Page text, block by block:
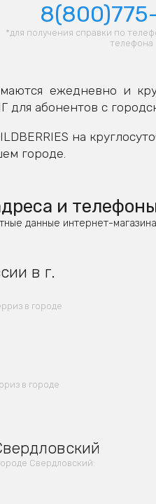
*для получения справки по
телефона
ежедневно и
для абонентов с
на
городе.
и
данные интернет-
в г.
в городе
в городе
Свердловский: